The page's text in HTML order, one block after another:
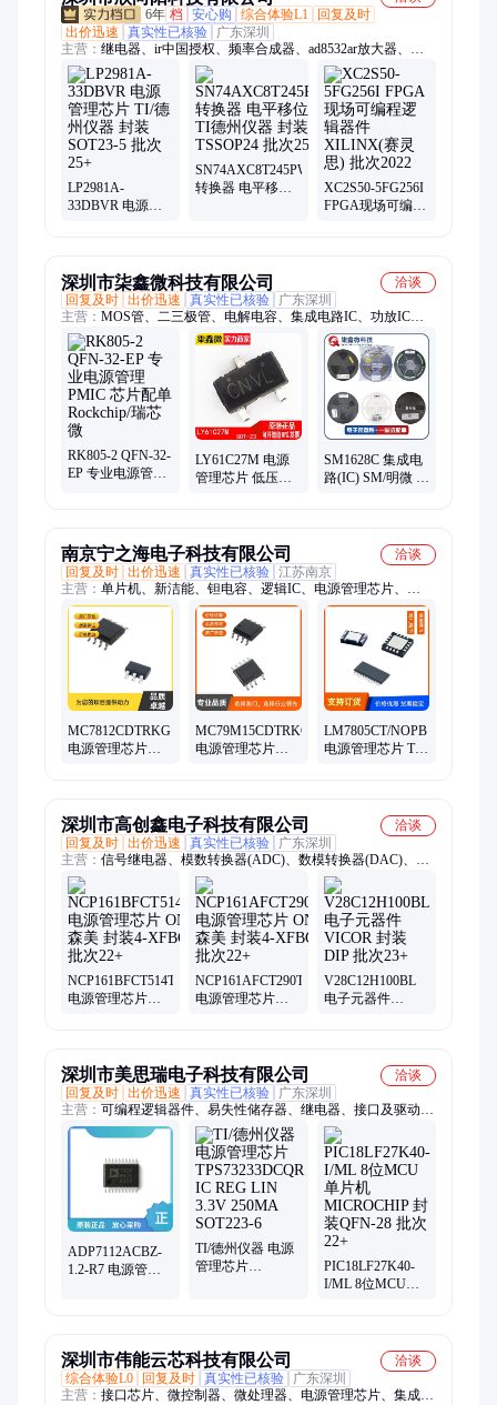
6年 档 安心购 综合体验L1
回复及时
出价迅速
真实性已核验
广东深圳
主营： 继电器、ir中国授权、频率合成器、ad8532ar放大器、
ad828arz放大器、ad829jrz放大器、ad818arz放大器、ad8031arz放
大器、ad8058arz放大器、ad8532arz放大器、ad8001arz放大器、
ad8307arz放大器、ad8651armz放大器、ad8099ardz放大器、
ad8534aruz放大器、ad706jr通用运放、op42gsz精密运放、
op90gpz通用运放、ad8417brmz放大器、op07csz精密运放、
ad712jrz精密运放、hmc326ms8ge放大器、op490gsz通用运放、
op162gsz精密运放、ad848jrz通用运放
LP2981A-
33DBVR 电源管
SN74AXC8T245PWR
转换器 电平移位
XC2S50-5FG256I
FPGA现场可编程
深圳市柒鑫微科技有限公司
洽谈
回复及时 出价迅速 真实性已核验
广东深圳
主营： MOS管、二三极管、电解电容、集成电路IC、功放IC、
驱动IC、电源芯片、继电器、单片机、光耦、三端稳压、可控
硅、锂电池充电芯片、USB、数码管
RK805-2 QFN-32-
EP 专业电源管理
LY61C27M 电源
管理芯片 低压检
SM1628C 集成电
路(IC) SM/明微 封
南京宁之海电子科技有限公司
洽谈
回复及时 出价迅速 真实性已核验 江苏南京
主营： 单片机、新洁能、钽电容、逻辑IC、电源管理芯片、
utc(友顺、整流二极管、光隔离器、集成电路、处理器、微控制
器、接口驱动芯片、模数转换器、模块、保险丝、通用放大器、
功率继电器、可编程逻辑器、开关稳压器、连接器、传感器、储
存器、三极管、驱动器
MC7812CDTRKG
电源管理芯片
MC79M15CDTRKG
电源管理芯片
LM7805CT/NOPB
电源管理芯片 TO-
深圳市高创鑫电子科技有限公司
洽谈
回复及时 出价迅速 真实性已核验
广东深圳
主营： 信号继电器、模数转换器(ADC)、数模转换器(DAC)、电
源管理(PMIC)、集成电路(IC)、电源管理 IC、功率继电器、DC-
DC 转换器、AC-DC 转换器、模块、胶带粘合剂、高压连接器、
汽车继电器、变压器、ESD保护二极管/T、工业接近传感器
NCP161BFCT514T2G
电源管理芯片
NCP161AFCT290T2G
电源管理芯片
V28C12H100BL
电子元器件
深圳市美思瑞电子科技有限公司
洽谈
回复及时 出价迅速 真实性已核验
广东深圳
主营： 可编程逻辑器件、易失性储存器、继电器、接口及驱动
IC、电源管理芯片、MICRON、单片机、模拟芯片、集成电路、
滤波器、处理器及微控制器、逻辑芯片、时钟和计时器、存储
器、光电子、传感器、放大器、NCE、TI、ST、GD、
MAXIM、ADI、WINBOND、ON
ADP7112ACBZ-
1.2-R7 电源管理
TI/德州仪器 电源
管理芯片
PIC18LF27K40-
I/ML 8位MCU单
深圳市伟能云芯科技有限公司
洽谈
综合体验L0
回复及时 真实性已核验
广东深圳
主营： 接口芯片、微控制器、微处理器、电源管理芯片、集成电